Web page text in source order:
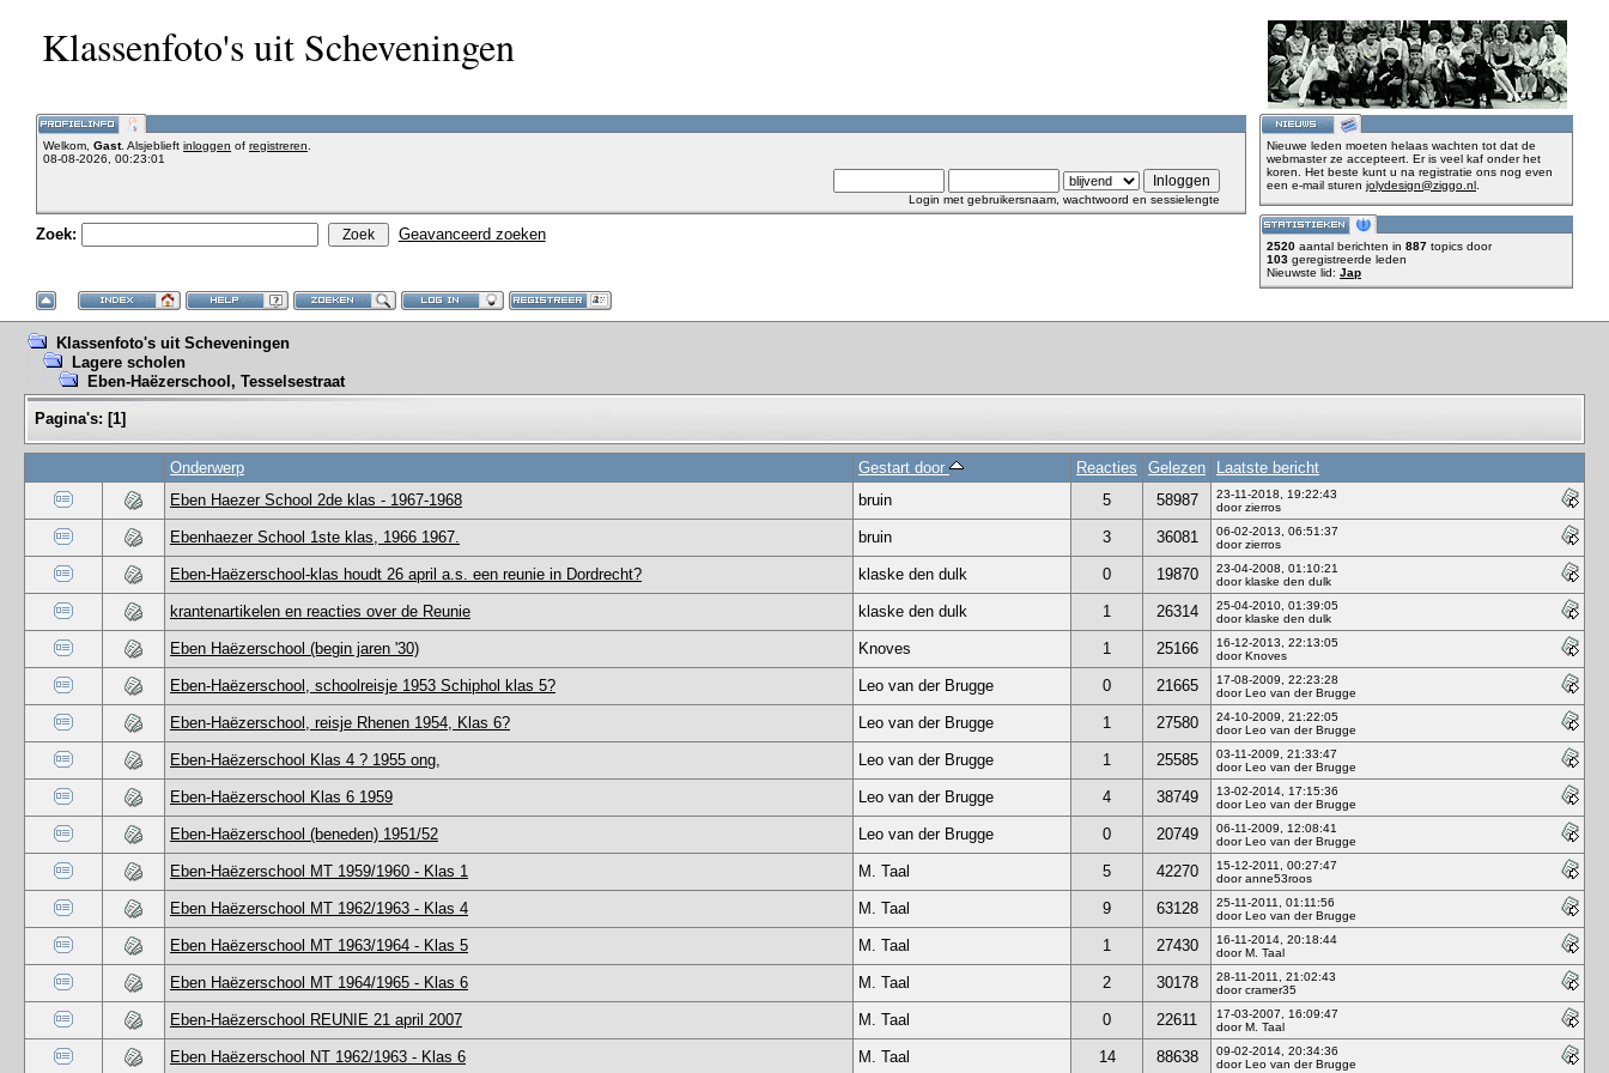
Klassenfoto's uit Scheveningen
Welkom, Gast. Alsjeblieft inloggen of registreren
08-08-2026, 00:23:01
Login met gebruikersnaam, wachtwoord en sessielengte
Zoek: Geavanceerd zoeken
Nieuwe leden moeten helaas wachten tot dat de
webmaster ze accepteert. Er is veel kaf onder het
koren. Het beste kunt u na registratie ons nog even
een e-mail sturen jolydesign@ziggo.nl
2520 aantal berichten in 887 topics door
103 geregistreerde leden
Nieuwste lid: Jap
Klassenfoto's uit Scheveningen
Lagere scholen
Eben-Haëzerschool, Tesselsestraat
Pagina's: [1]
Onderwerp Gestart door Reacties Gelezen
Laatste bericht
Eben Haezer School 2de klas - 1967-1968
bruin 5 58987
23-11-2018, 19:22:43
door zierros
Ebenhaezer School 1ste klas, 1966 1967. bruin 3 36081
06-02-2013, 06:51:37
door zierros
Eben-Haëzerschool-klas houdt 26 april a.s. een reunie in Dordrecht? klaske den dulk 0 19870
23-04-2008, 01:10:21
door klaske den dulk
krantenartikelen en reacties over de Reunie klaske den dulk 1 26314
25-04-2010, 01:39:05
door klaske den dulk
Eben Haëzerschool (begin jaren '30) Knoves 1 25166
16-12-2013, 22:13:05
door Knoves
Eben-Haëzerschool, schoolreisje 1953 Schiphol klas 5? Leo van der Brugge 0 21665
17-08-2009, 22:23:28
door Leo van der Brugge
Eben-Haëzerschool, reisje Rhenen 1954, Klas 6? Leo van der Brugge 1 27580
24-10-2009, 21:22:05
door Leo van der Brugge
Eben-Haëzerschool Klas 4 ? 1955 ong, Leo van der Brugge 1 25585
03-11-2009, 21:33:47
door Leo van der Brugge
Eben-Haëzerschool Klas 6 1959 Leo van der Brugge 4 38749
13-02-2014, 17:15:36
door Leo van der Brugge
Eben-Haëzerschool (beneden) 1951/52 Leo van der Brugge 0 20749
06-11-2009, 12:08:41
door Leo van der Brugge
Eben-Haëzerschool MT 1959/1960 - Klas 1 M. Taal 5 42270
15-12-2011, 00:27:47
door anne53roos
Eben Haëzerschool MT 1962/1963 - Klas 4 M. Taal 9 63128
25-11-2011, 01:11:56
door Leo van der Brugge
Eben Haëzerschool MT 1963/1964 - Klas 5 M. Taal 1 27430
16-11-2014, 20:18:44
door M. Taal
Eben Haëzerschool MT 1964/1965 - Klas 6 M. Taal 2 30178
28-11-2011, 21:02:43
door cramer35
Eben-Haëzerschool REUNIE 21 april 2007 M. Taal 0 22611
17-03-2007, 16:09:47
door M. Taal
Eben Haëzerschool NT 1962/1963 - Klas 6 M. Taal 14 88638
09-02-2014, 20:34:36
door Leo van der Brugge